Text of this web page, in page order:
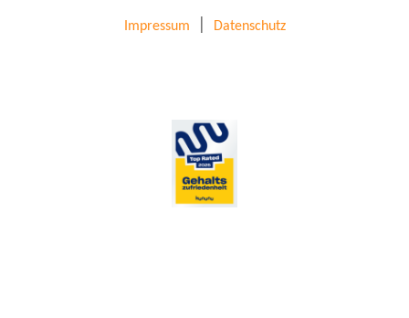
Impressum Datenschutz